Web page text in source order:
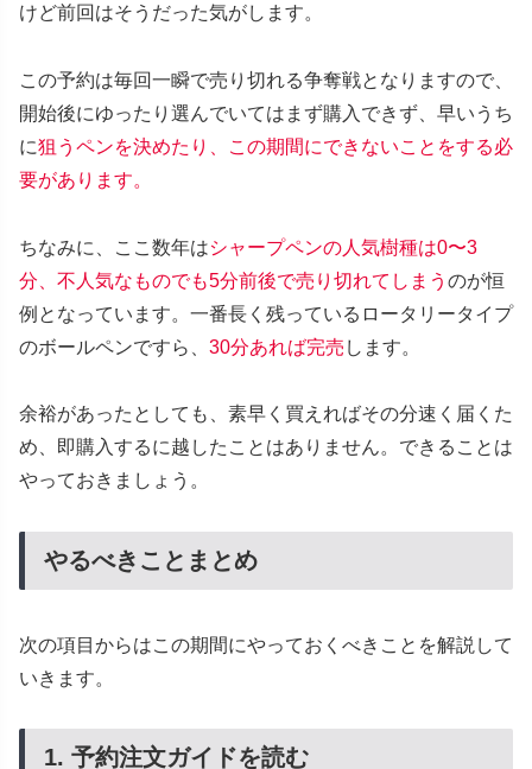
けど前回はそうだった気がします。
この予約は毎回一瞬で売り切れる争奪戦となりますので、
開始後にゆったり選んでいてはまず購入できず、早いうち
に狙うペンを決めたり、この期間にできないことをする必
要があります。
ちなみに、ここ数年はシャープペンの人気樹種は0〜3
分、不人気なものでも5分前後で売り切れてしまう のが恒
例となっています。一番長く残っているロータリータイプ
のボールペンですら、 30分あれば完売 します。
余裕があったとしても、素早く買えればその分速く届くた
め、即購入するに越したことはありません。できることは
やっておきましょう。
やるべきことまとめ
次の項目からはこの期間にやっておくべきことを解説して
いきます。
1. 予約注文ガイドを読む